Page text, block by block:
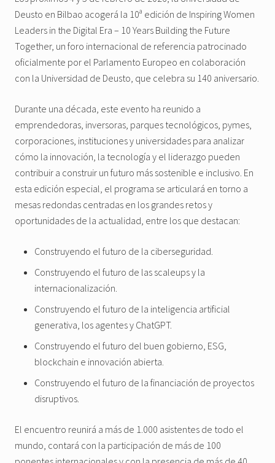
Deusto en Bilbao acogerá la 10ª edición de Inspiring Women
Leaders in the Digital Era – 10 Years Building the Future
Together, un foro internacional de referencia patrocinado
oficialmente por el Parlamento Europeo en colaboración
con la Universidad de Deusto, que celebra su 140 aniversario.
Durante una década, este evento ha reunido a
emprendedoras, inversoras, parques tecnológicos, pymes,
corporaciones, instituciones y universidades para analizar
cómo la innovación, la tecnología y el liderazgo pueden
contribuir a construir un futuro más sostenible e inclusivo. En
esta edición especial, el programa se articulará en torno a
mesas redondas centradas en los grandes retos y
oportunidades de la actualidad, entre los que destacan:
Construyendo el futuro de la ciberseguridad.
Construyendo el futuro de las scaleups y la
internacionalización.
Construyendo el futuro de la inteligencia artificial
generativa, los agentes y ChatGPT.
Construyendo el futuro del buen gobierno, ESG,
blockchain e innovación abierta.
Construyendo el futuro de la financiación de proyectos
disruptivos.
El encuentro reunirá a más de 1.000 asistentes de todo el
mundo, contará con la participación de más de 100